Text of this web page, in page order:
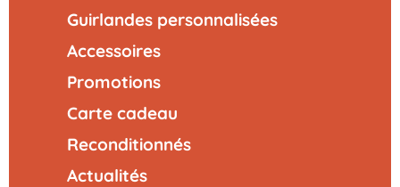
Guirlandes personnalisées
Accessoires
Promotions
Carte cadeau
Reconditionnés
Actualités